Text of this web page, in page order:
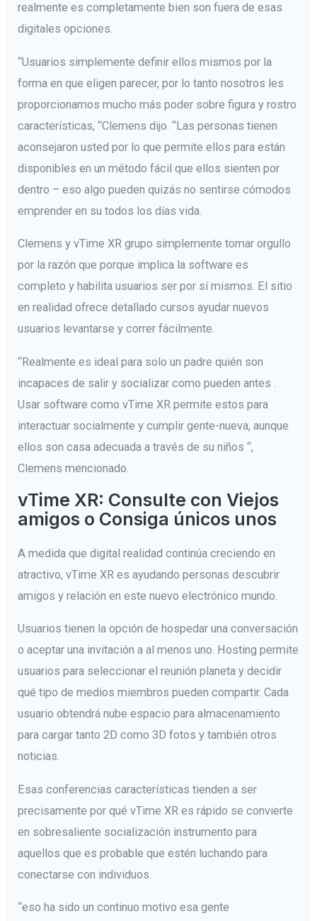
realmente es completamente bien son fuera de esas
digitales opciones.
“Usuarios simplemente definir ellos mismos por la
forma en que eligen parecer, por lo tanto nosotros les
proporcionamos mucho más poder sobre figura y rostro
características, “Clemens dijo. “Las personas tienen
aconsejaron usted por lo que permite ellos para están
disponibles en un método fácil que ellos sienten por
dentro – eso algo pueden quizás no sentirse cómodos
emprender en su todos los días vida.
Clemens y vTime XR grupo simplemente tomar orgullo
por la razón que porque implica la software es
completo y habilita usuarios ser por sí mismos. El sitio
en realidad ofrece detallado cursos ayudar nuevos
usuarios levantarse y correr fácilmente.
“Realmente es ideal para solo un padre quién son
incapaces de salir y socializar como pueden antes .
Usar software como vTime XR permite estos para
interactuar socialmente y cumplir gente-nueva, aunque
ellos son casa adecuada a través de su niños “,
Clemens mencionado.
vTime XR: Consulte con Viejos
amigos o Consiga únicos unos
A medida que digital realidad continúa creciendo en
atractivo, vTime XR es ayudando personas descubrir
amigos y relación en este nuevo electrónico mundo.
Usuarios tienen la opción de hospedar una conversación
o aceptar una invitación a al menos uno. Hosting permite
usuarios para seleccionar el reunión planeta y decidir
qué tipo de medios miembros pueden compartir. Cada
usuario obtendrá nube espacio para almacenamiento
para cargar tanto 2D como 3D fotos y también otros
noticias.
Esas conferencias características tienden a ser
precisamente por qué vTime XR es rápido se convierte
en sobresaliente socialización instrumento para
aquellos que es probable que estén luchando para
conectarse con individuos.
“eso ha sido un continuo motivo esa gente